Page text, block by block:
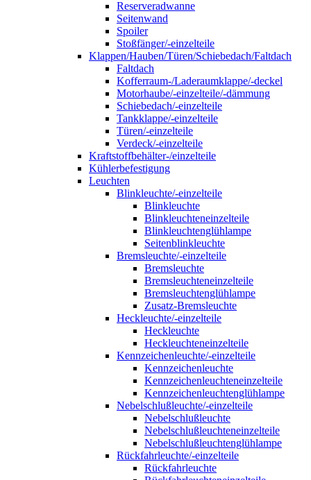
Reserveradwanne
Seitenwand
Spoiler
Stoßfänger/-einzelteile
Klappen/Hauben/Türen/Schiebedach/Faltdach
Faltdach
Kofferraum-/Laderaumklappe/-deckel
Motorhaube/-einzelteile/-dämmung
Schiebedach/-einzelteile
Tankklappe/-einzelteile
Türen/-einzelteile
Verdeck/-einzelteile
Kraftstoffbehälter-/einzelteile
Kühlerbefestigung
Leuchten
Blinkleuchte/-einzelteile
Blinkleuchte
Blinkleuchteneinzelteile
Blinkleuchtenglühlampe
Seitenblinkleuchte
Bremsleuchte/-einzelteile
Bremsleuchte
Bremsleuchteneinzelteile
Bremsleuchtenglühlampe
Zusatz-Bremsleuchte
Heckleuchte/-einzelteile
Heckleuchte
Heckleuchteneinzelteile
Kennzeichenleuchte/-einzelteile
Kennzeichenleuchte
Kennzeichenleuchteneinzelteile
Kennzeichenleuchtenglühlampe
Nebelschlußleuchte/-einzelteile
Nebelschlußleuchte
Nebelschlußleuchteneinzelteile
Nebelschlußleuchtenglühlampe
Rückfahrleuchte/-einzelteile
Rückfahrleuchte